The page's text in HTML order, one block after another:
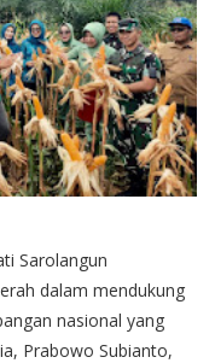
Sarolangun
dalam mendukung
nasional yang
Prabowo Subianto,